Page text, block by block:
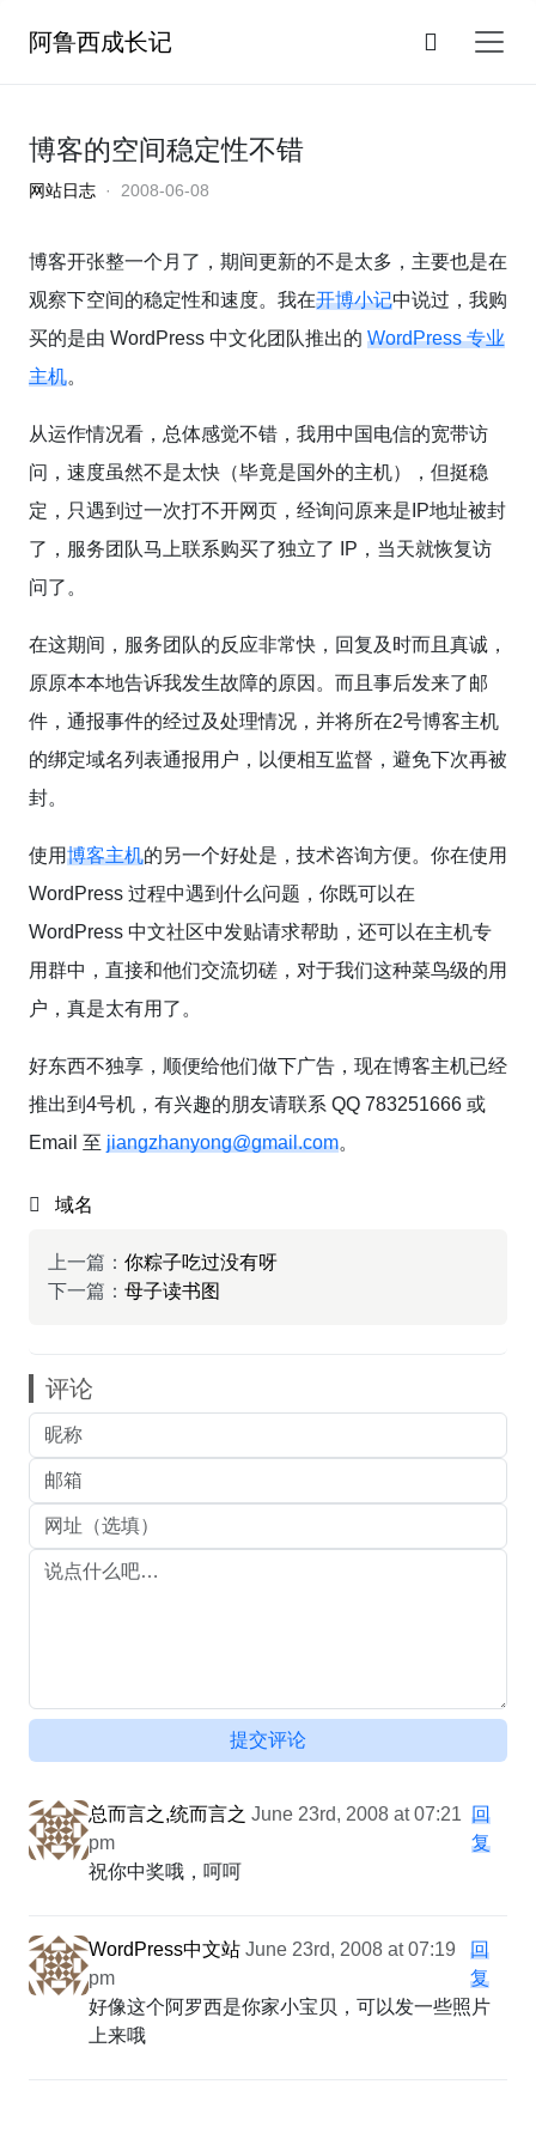
阿鲁西成长记
博客的空间稳定性不错
网站日志 · 2008-06-08
博客开张整一个月了，期间更新的不是太多，主要也是在
观察下空间的稳定性和速度。我在开博小记中说过，我购
买的是由 WordPress 中文化团队推出的 WordPress 专业
主机。
从运作情况看，总体感觉不错，我用中国电信的宽带访
问，速度虽然不是太快（毕竟是国外的主机），但挺稳
定，只遇到过一次打不开网页，经询问原来是IP地址被封
了，服务团队马上联系购买了独立了 IP，当天就恢复访
问了。
在这期间，服务团队的反应非常快，回复及时而且真诚，
原原本本地告诉我发生故障的原因。而且事后发来了邮
件，通报事件的经过及处理情况，并将所在2号博客主机
的绑定域名列表通报用户，以便相互监督，避免下次再被
封。
使用博客主机的另一个好处是，技术咨询方便。你在使用
WordPress 过程中遇到什么问题，你既可以在
WordPress 中文社区中发贴请求帮助，还可以在主机专
用群中，直接和他们交流切磋，对于我们这种菜鸟级的用
户，真是太有用了。
好东西不独享，顺便给他们做下广告，现在博客主机已经
推出到4号机，有兴趣的朋友请联系 QQ 783251666 或
Email 至 jiangzhanyong@gmail.com。
域名
上一篇： 你粽子吃过没有呀
下一篇： 母子读书图
评论
提交评论
总而言之,统而言之 June 23rd, 2008 at 07:21
pm
回
复
祝你中奖哦，呵呵
WordPress中文站 June 23rd, 2008 at 07:19
pm
回
复
好像这个阿罗西是你家小宝贝，可以发一些照片
上来哦